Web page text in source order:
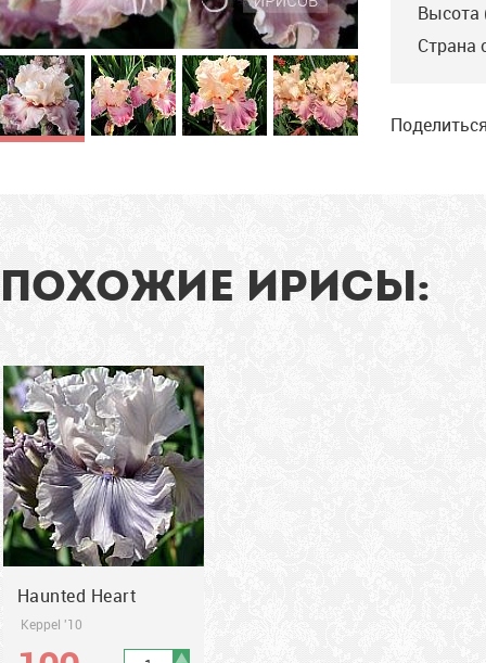
Высота
Страна
ПОХОЖИЕ ИРИСЫ:
Haunted Heart
Keppel '10
грн
Haunted Heart
Keppel’10, M, 91, HM’12,
AM’14, WM’16, DM’18 .
"Сердце с
привидениями."
Розовато-серые, со
стальным
2010